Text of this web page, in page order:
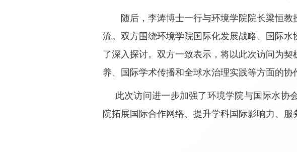
随后，李涛博士一行与环境学院院长梁恒
流。双方围绕环境学院国际化发展战略、国际
了深入探讨。双方一致表示，将以此次访问为
养、国际学术传播和全球水治理实践等方面的协
此次访问进一步加强了环境学院与国际水协
院拓展国际合作网络、提升学科国际影响力、服